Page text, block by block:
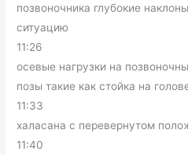
позвоночника глубокие
ситуацию
11:26
осевые нагрузки на
позы такие как стойка на
11:33
халасана с перевернутом
11:40